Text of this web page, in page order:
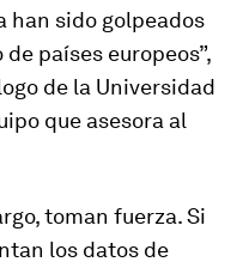
han sido golpeados
países europeos”,
de la Universidad
que asesora al
toman fuerza. Si
los datos de